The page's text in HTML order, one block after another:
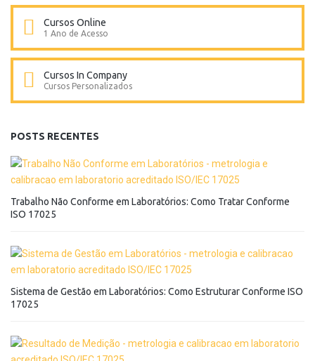
Cursos Online
1 Ano de Acesso
Cursos In Company
Cursos Personalizados
POSTS RECENTES
Trabalho Não Conforme em Laboratórios: Como Tratar Conforme
ISO 17025
Sistema de Gestão em Laboratórios: Como Estruturar Conforme ISO
17025